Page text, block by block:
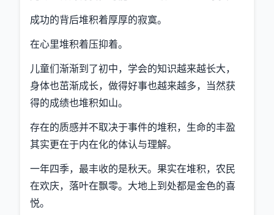
成功的背后堆积着厚厚的寂寞。
在心里堆积着压抑着。
儿童们渐渐到了初中，学会的知识越来越长大，
身体也茁渐成长，做得好事也越来越多，当然获
得的成绩也堆积如山。
存在的质感并不取决于事件的堆积，生命的丰盈
其实更在于内在化的体认与理解。
一年四季，最丰收的是秋天。果实在堆积，农民
在欢庆，落叶在飘零。大地上到处都是金色的喜
悦。